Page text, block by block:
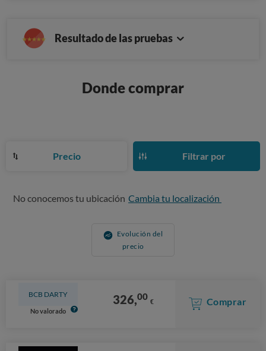
Resultado de las pruebas
Donde comprar
Precio Filtrar por
No conocemos tu ubicación Cambia tu localización
Evolución del
precio
BCB DARTY
No valorado
326,00 € Comprar